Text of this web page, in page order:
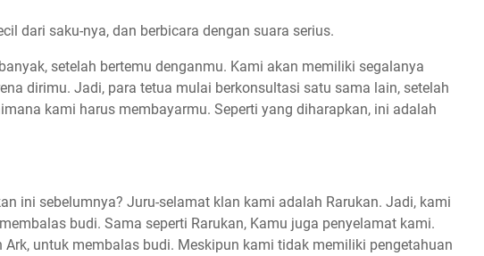
dari saku-nya, dan berbicara dengan suara serius.
setelah bertemu denganmu. Kami akan memiliki segalanya
dirimu. Jadi, para tetua mulai berkonsultasi satu sama lain, setelah
kami harus membayarmu. Seperti yang diharapkan, ini adalah
ini sebelumnya? Juru-selamat klan kami adalah Rarukan. Jadi, kami
budi. Sama seperti Rarukan, Kamu juga penyelamat kami.
untuk membalas budi. Meskipun kami tidak memiliki pengetahuan